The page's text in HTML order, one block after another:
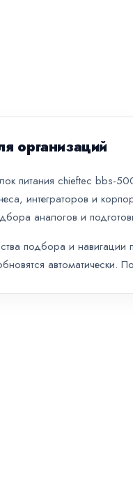
организаций
питания chieftec
интеграторов и
аналогов и
подбора и навигации
автоматически.